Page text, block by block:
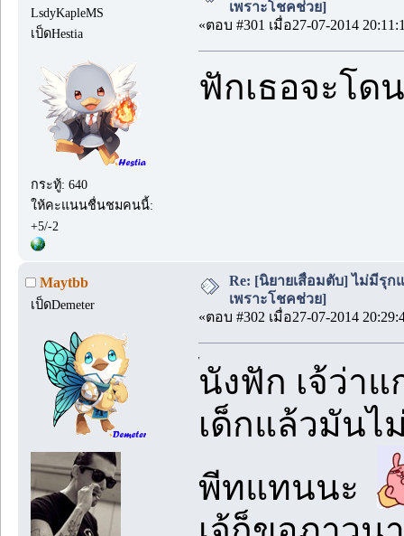
LsdyKapleMS
เป็ดHestia
กระทู้: 640
ให้คะแนนชื่นชมคนนี้:
+5/-2
เพราะโชคช่วย]
«ตอบ #301 เมื่อ27-07-2014
ฟักเธอจะโด
Maytbb
เป็ดDemeter
Re: [นิยายเสื่อมตับ] ไม่มีรุก
เพราะโชคช่วย]
«ตอบ #302 เมื่อ27-07-2014
นังฟัก เจ้ว่า
เด็กแล้วมันไ
พีทแทนนะ